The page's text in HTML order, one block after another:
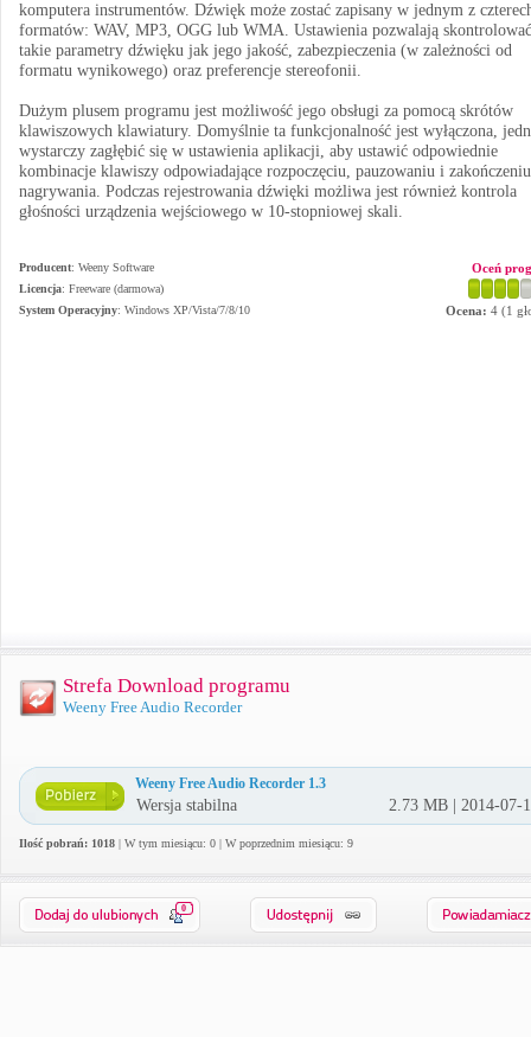
komputera instrumentów. Dźwięk może zostać zapisany w jednym z
formatów: WAV, MP3, OGG lub WMA. Ustawienia pozwalają skontrolować
takie parametry dźwięku jak jego jakość, zabezpieczenia (w zależności od
formatu wynikowego) oraz preferencje stereofonii.
Dużym plusem programu jest możliwość jego obsługi za pomocą skrótów
klawiszowych klawiatury. Domyślnie ta funkcjonalność jest wyłączona,
wystarczy zagłębić się w ustawienia aplikacji, aby ustawić odpowiednie
kombinacje klawiszy odpowiadające rozpoczęciu, pauzowaniu i zakończeniu
nagrywania. Podczas rejestrowania dźwięki możliwa jest również kontrola
głośności urządzenia wejściowego w 10-stopniowej skali.
Producent: Weeny Software
Licencja: Freeware (darmowa)
System Operacyjny: Windows XP/Vista/7/8/10
Oceń
Ocena: 4 (1
Strefa Download programu
Weeny Free Audio Recorder
Weeny Free Audio Recorder 1.3
Wersja stabilna 2.73 MB | 2014-07-
Ilość pobrań: 1018 | W tym miesiącu: 0 | W poprzednim miesiącu: 9
0